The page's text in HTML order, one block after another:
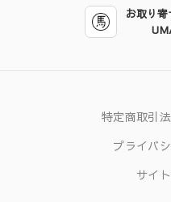
お取り
特定商取引
プライバ
サイ